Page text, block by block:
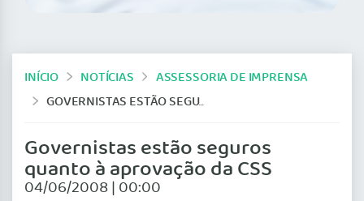
INÍCIO NOTÍCIAS
ASSESSORIA DE IMPRENSA
GOVERNISTAS ESTÃO SEGUROS QUANTO À APROVAÇÃO DA CSS
Governistas estão seguros
quanto à aprovação da CSS
04/06/2008 | 00:00